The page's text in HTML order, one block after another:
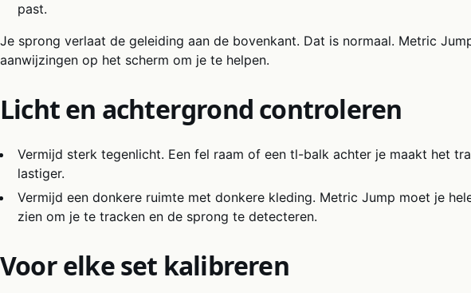
past.
Je sprong verlaat de geleiding aan de bovenkant. Dat is normaal. Metric
aanwijzingen op het scherm om je te helpen.
Licht en achtergrond controleren
Vermijd sterk tegenlicht. Een fel raam of een tl-balk achter je maakt het
lastiger.
Vermijd een donkere ruimte met donkere kleding. Metric Jump moet je
zien om je te tracken en de sprong te detecteren.
Voor elke set kalibreren